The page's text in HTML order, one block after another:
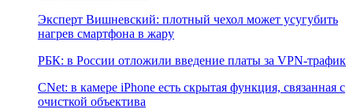
Эксперт Вишневский: плотный чехол может усугубить
нагрев смартфона в жару
РБК: в России отложили введение платы за VPN-трафик
CNet: в камере iPhone есть скрытая функция, связанная с
очисткой объектива